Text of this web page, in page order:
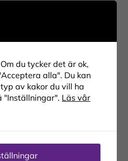
du tycker det är ok,
alla". Du kan
av kakor du vill ha
"Inställningar". Läs vår